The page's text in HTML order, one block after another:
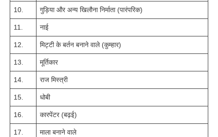
10. गुड़िया और अन्य खिलौना निर्माता (पारंपरिक)
11. नाई
12. मिट्टी के बर्तन बनाने वाले (कुम्हार)
13. मूर्तिकार
14. राज मिस्त्री
15. धोबी
16. कारपेंटर (बढ़ई)
17. माला बनाने वाले